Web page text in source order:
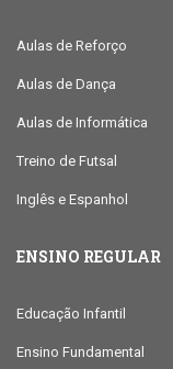
Aulas de Reforço
Aulas de Dança
Aulas de Informática
Treino de Futsal
Inglês e Espanhol
ENSINO REGULAR
Educação Infantil
Ensino Fundamental